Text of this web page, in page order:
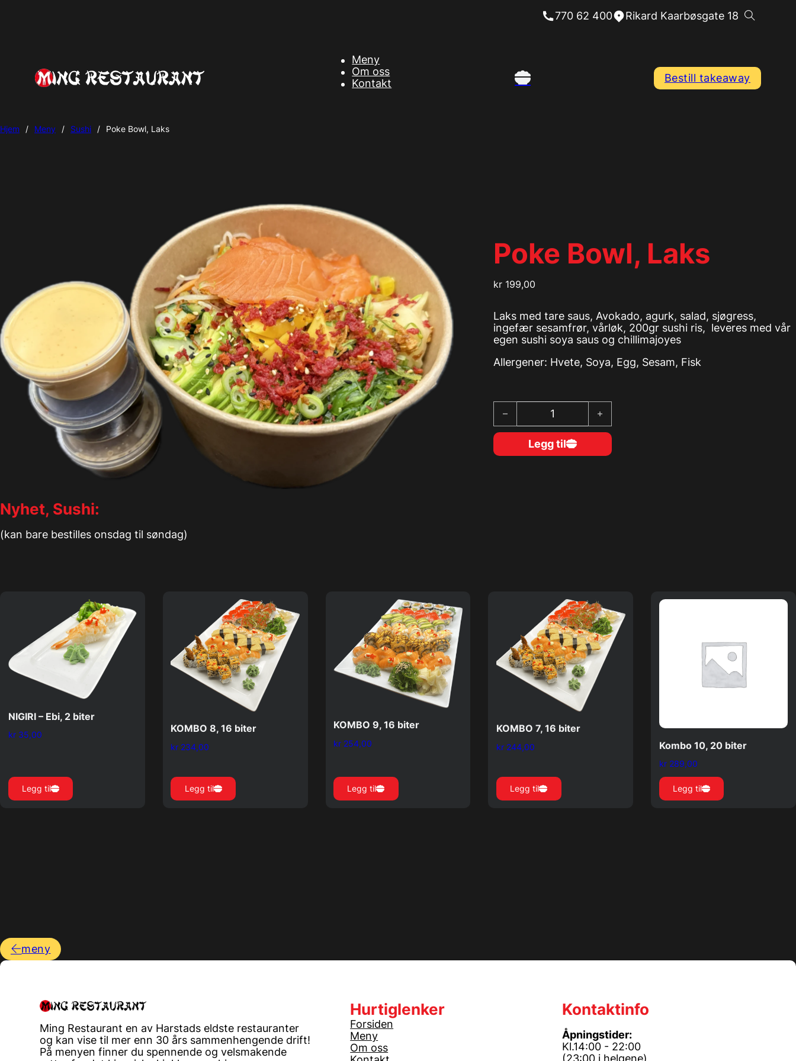
770 62 400 Rikard Kaarbøsgate 18
Meny
Om oss
Kontakt
Bestill takeaway
Hjem / Meny / Sushi / Poke Bowl, Laks
Poke Bowl, Laks
kr 199,00
Laks med tare saus, Avokado, agurk, salad, sjøgress,
ingefær sesamfrør, vårløk, 200gr sushi ris, leveres med vår
egen sushi soya saus og chillimajoyes
Allergener: Hvete, Soya, Egg, Sesam, Fisk
Poke Bowl, Laks antall
Legg til
Nyhet, Sushi:
(kan bare bestilles onsdag til søndag)
NIGIRI – Ebi, 2 biter
kr35,00
Legg til
KOMBO 8, 16 biter
kr 234,00
Legg til
KOMBO 9, 16 biter
kr 254,00
Legg til
KOMBO 7, 16 biter
kr244,00
Legg til
Kombo 10, 20 biter
kr289,00
Legg til
meny
Ming Restaurant en av Harstads eldste restauranter
og kan vise til mer enn 30 års sammenhengende drift!
På menyen finner du spennende og velsmakende
Hurtiglenker
Forsiden
Meny
Om oss
Kontaktinfo
Åpningstider:
Kl.14:00 - 22:00
(23:00 i helgene)